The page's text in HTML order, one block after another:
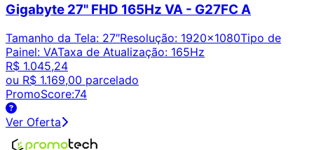
Gigabyte 27" FHD 165Hz VA - G27FC A
Tamanho da Tela: 27″Resolução: 1920x1080Tipo de
Painel: VATaxa de Atualização: 165Hz
R$ 1.045,24
ou R$ 1.169,00 parcelado
PromoScore:74
Ver Oferta